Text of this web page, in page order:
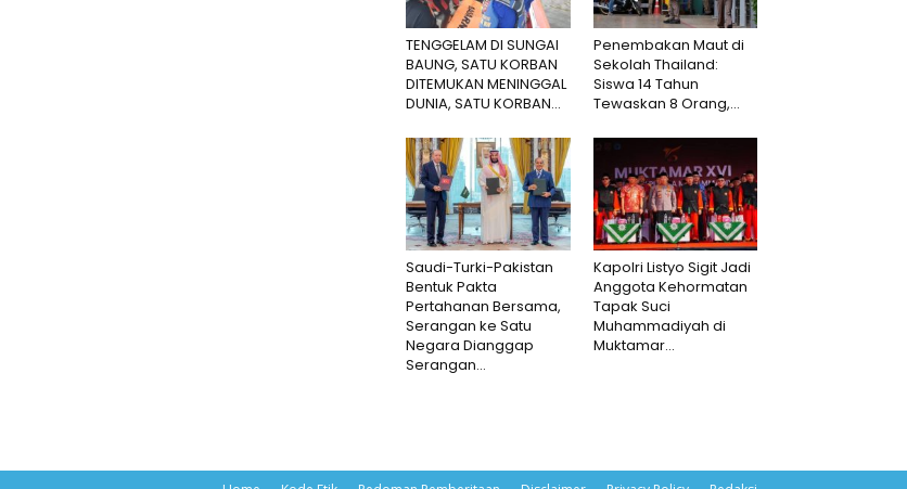
TENGGELAM DI SUNGAI
BAUNG, SATU KORBAN
DITEMUKAN MENINGGAL
DUNIA, SATU KORBAN...
Penembakan Maut di
Sekolah Thailand:
Siswa 14 Tahun
Tewaskan 8 Orang,...
Saudi-Turki-Pakistan
Bentuk Pakta
Pertahanan Bersama,
Serangan ke Satu
Negara Dianggap
Serangan...
Kapolri Listyo Sigit Jadi
Anggota Kehormatan
Tapak Suci
Muhammadiyah di
Muktamar...